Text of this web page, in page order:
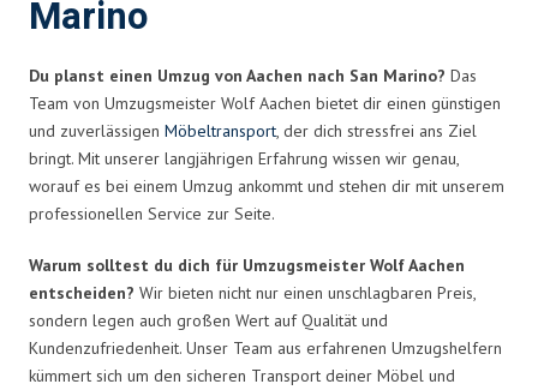
Marino
Du planst einen Umzug von Aachen nach San Marino? Das
Team von Umzugsmeister Wolf Aachen bietet dir einen günstigen
und zuverlässigen Möbeltransport, der dich stressfrei ans Ziel
bringt. Mit unserer langjährigen Erfahrung wissen wir genau,
worauf es bei einem Umzug ankommt und stehen dir mit unserem
professionellen Service zur Seite.
Warum solltest du dich für Umzugsmeister Wolf Aachen
entscheiden? Wir bieten nicht nur einen unschlagbaren Preis,
sondern legen auch großen Wert auf Qualität und
Kundenzufriedenheit. Unser Team aus erfahrenen Umzugshelfern
kümmert sich um den sicheren Transport deiner Möbel und